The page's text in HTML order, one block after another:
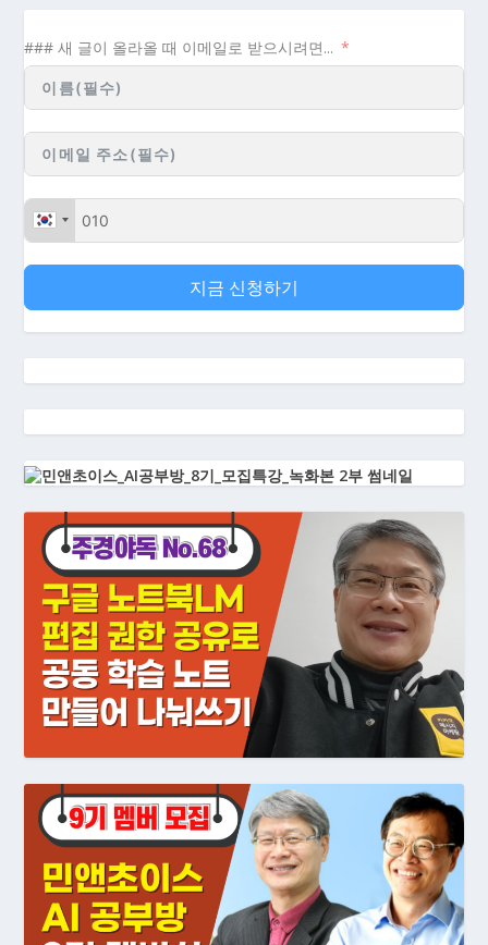
### 새 글이 올라올 때 이메일로 받으시려면...
지금 신청하기